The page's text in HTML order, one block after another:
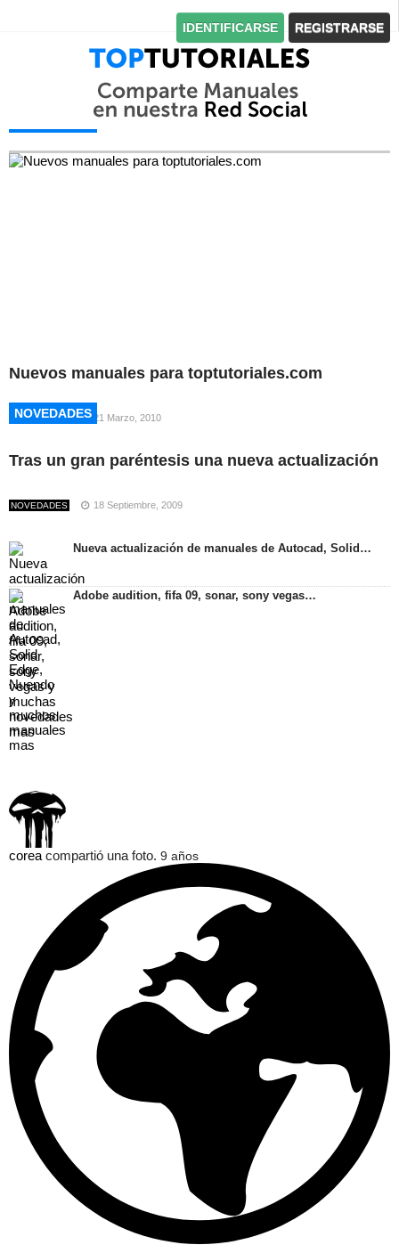
IDENTIFICARSE REGISTRARSE
Nuevos manuales para toptutoriales.com
NOVEDADES 21 Marzo, 2010
Tras un gran paréntesis una nueva actualización
NOVEDADES 18 Septiembre, 2009
NOVEDADES
NOVEDADES
Nueva actualización de manuales de Autocad, Solid…
Adobe audition, fifa 09, sonar, sony vegas…
corea compartió una foto. 9 años